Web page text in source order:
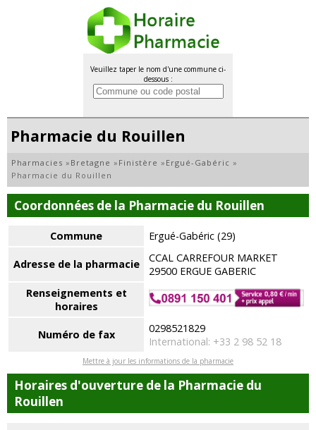
Veuillez taper le nom d'une commune ci-
dessous :
Pharmacie du Rouillen
Pharmacies » Bretagne » Finistère » Ergué-Gabéric »
Pharmacie du Rouillen
Coordonnées de la Pharmacie du Rouillen
Commune Ergué-Gabéric (29)
Adresse de la pharmacie
CCAL CARREFOUR MARKET
29500 ERGUE GABERIC
Renseignements et
horaires
Numéro de fax
0298521829
International: +33 2 98 52 18
Mettre à jour les informations de la pharmacie
Horaires d'ouverture de la Pharmacie du
Rouillen